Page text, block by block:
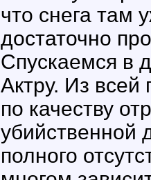
что снега там
достаточно
Спускаемся в
Актру. Из всей
по качеству
убийственной
полного